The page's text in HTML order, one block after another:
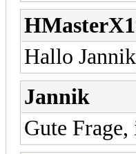
Hallo
Jannik
Gute